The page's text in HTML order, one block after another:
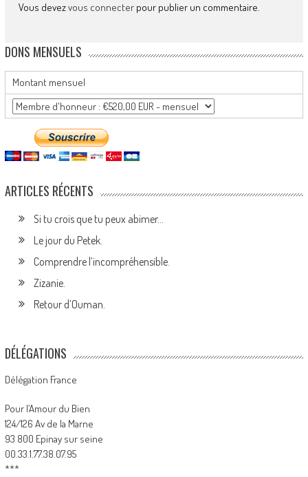
Vous devezvous connecterpour publier un commentaire.
DONS MENSUELS
Montant mensuel
ARTICLES RÉCENTS
Si tu crois que tu peux abimer…
Le jour du Petek.
Comprendre l’incompréhensible.
Zizanie.
Retour d’Ouman.
DÉLÉGATIONS
Délégation France
Pour l’Amour du Bien
124/126 Av de la Marne
93 800 Epinay sur seine
00.33.1.77.38.07.95
***